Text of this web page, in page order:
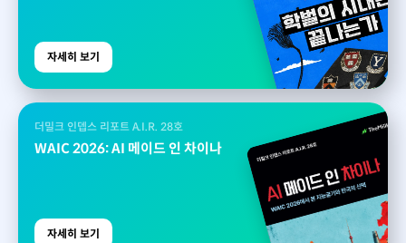
자세히 보기
더밀크 인뎁스 리포트 A.I.R. 28호
WAIC 2026: AI 메이드 인 차이나
자세히 보기